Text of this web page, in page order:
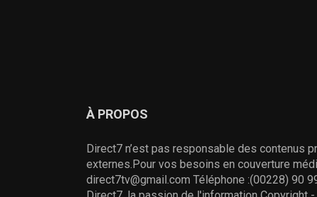
À PROPOS
Direct7 n’est pas responsable des contenus
externes.Pour vos besoins en couverture
direct7tv@gmail.com Téléphone :(00228) 90